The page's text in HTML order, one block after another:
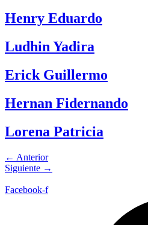
Henry Eduardo
Ludhin Yadira
Erick Guillermo
Hernan Fidernando
Lorena Patricia
← Anterior
Siguiente →
Facebook-f